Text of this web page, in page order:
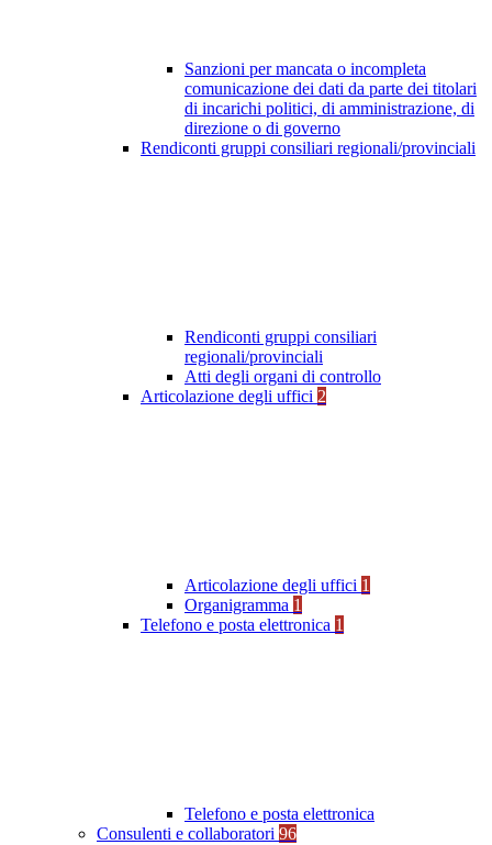
Sanzioni per mancata o incompleta
comunicazione dei dati da parte dei titolari
di incarichi politici, di amministrazione, di
direzione o di governo
Rendiconti gruppi consiliari regionali/provinciali
Rendiconti gruppi consiliari
regionali/provinciali
Atti degli organi di controllo
Articolazione degli uffici 2
Articolazione degli uffici 1
Organigramma 1
Telefono e posta elettronica 1
Telefono e posta elettronica
Consulenti e collaboratori 96